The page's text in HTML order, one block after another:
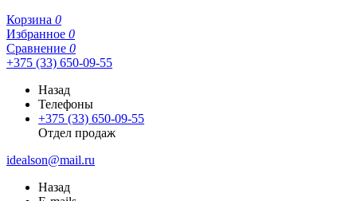
Корзина 0
Избранное 0
Сравнение 0
+375 (33) 650-09-55
Назад
Телефоны
+375 (33) 650-09-55
Отдел продаж
idealson@mail.ru
Назад